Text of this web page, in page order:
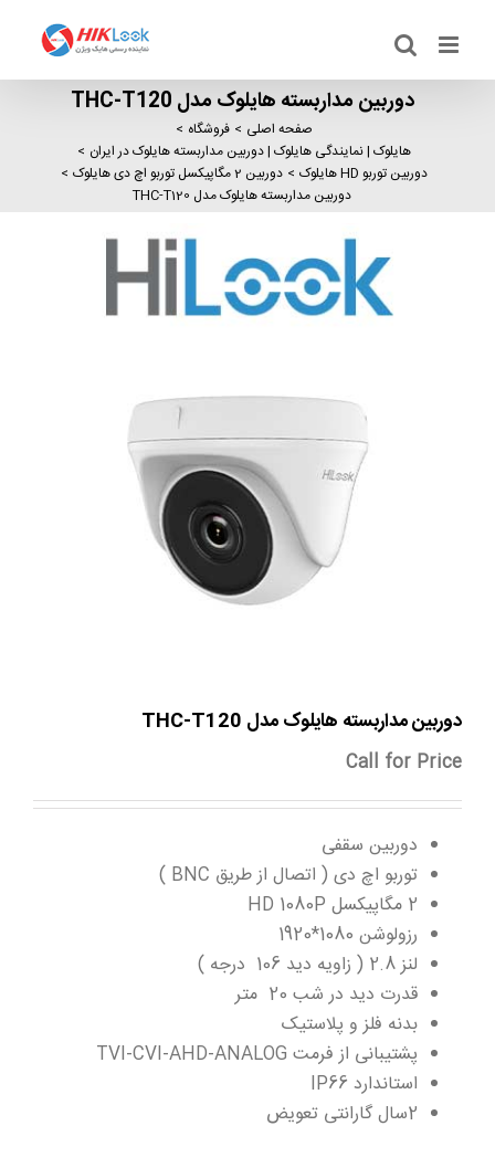
content
دوربین مداربسته هایلوک مدل THC-T120
صفحه اصلی
فروشگاه
هایلوک | نمایندگی هایلوک | دوربین مداربسته هایلوک در ایران
دوربین توربو HD هایلوک
دوربین 2 مگاپیکسل توربو اچ دی هایلوک
دوربین مداربسته هایلوک مدل THC-T120
دوربین مداربسته هایلوک مدل THC-T120
Call for Price
دوربین سقفی
توربو اچ دی ( اتصال از طریق BNC )
2 مگاپیکسل HD 1080P
رزولوشن 1080*1920
لنز 2.8 ( زاویه دید 106 درجه )
قدرت دید در شب 20 متر
بدنه فلز و پلاستیک
پشتیبانی از فرمت TVI-CVI-AHD-ANALOG
استاندارد IP66
2سال گارانتی تعویض